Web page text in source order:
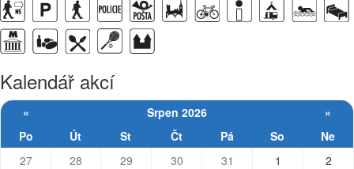
Kalendář akcí
« Srpen 2026
»
Po
Út St Čt Pá So
Ne
27
28 29 30 31 1
2